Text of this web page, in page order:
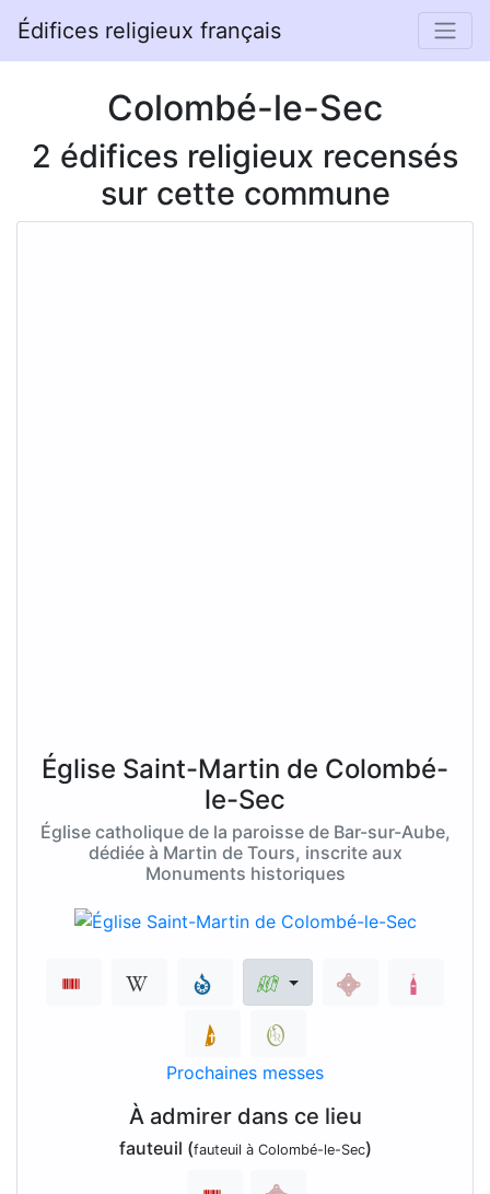
Édifices religieux français
Colombé-le-Sec
2 édifices religieux recensés
sur cette commune
Église Saint-Martin de Colombé-
le-Sec
Église catholique de la paroisse de Bar-sur-Aube,
dédiée à Martin de Tours, inscrite aux
Monuments historiques
Prochaines messes
À admirer dans ce lieu
fauteuil (fauteuil à Colombé-le-Sec)